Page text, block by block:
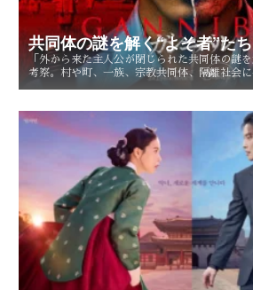
共同体の謎を解く“よそ者”たち
「外から来た主人公が閉じられた共同体の謎
考察。村や町、一族、宗教共同体、隔離社会